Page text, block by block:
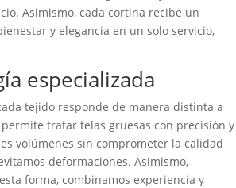
Asimismo, cada cortina recibe un
y elegancia en un solo servicio,
especializada
tejido responde de manera distinta a
tratar telas gruesas con precisión y
volúmenes sin comprometer la calidad
deformaciones. Asimismo,
forma, combinamos experiencia y